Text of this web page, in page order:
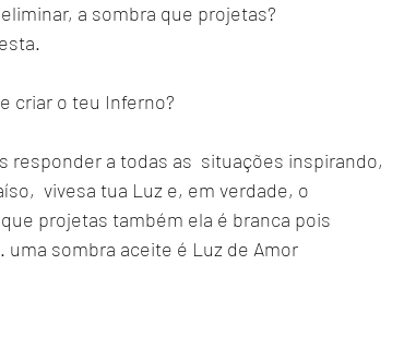
a sombra que projetas?
criar o teu Inferno?
responder a todas as  situações inspirando,
vivesa tua Luz e, em verdade, o
projetas também ela é branca pois
sombra aceite é Luz de Amor